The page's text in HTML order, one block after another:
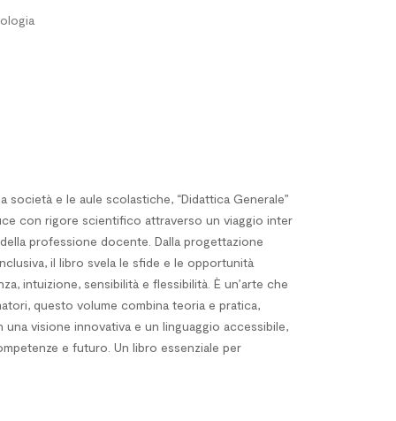
e le aule scolastiche, “Didattica Generale”
con rigore scientifico attraverso un viaggio inter
professione docente. Dalla progettazione
il libro svela le sfide e le opportunità
intuizione, sensibilità e flessibilità. È un’arte che
questo volume combina teoria e pratica,
visione innovativa e un linguaggio accessibile,
e futuro. Un libro essenziale per